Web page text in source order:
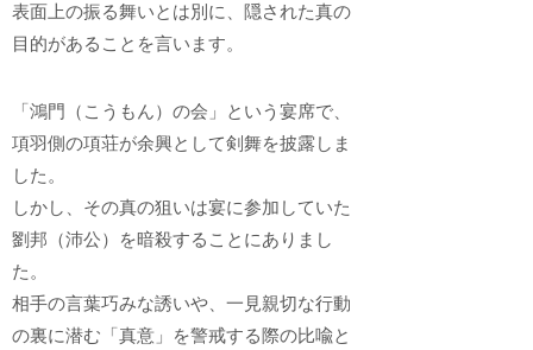
表面上の振る舞いとは別に、隠された真の
目的があることを言います。
「鴻門（こうもん）の会」という宴席で、
項羽側の項荘が余興として剣舞を披露しま
した。
しかし、その真の狙いは宴に参加していた
劉邦（沛公）を暗殺することにありまし
た。
相手の言葉巧みな誘いや、一見親切な行動
の裏に潜む「真意」を警戒する際の比喩と